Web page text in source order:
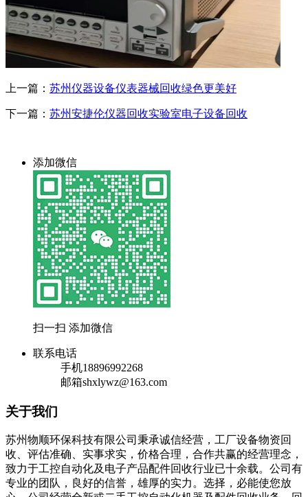
上一篇： 苏州仪器设备仪表器械回收绿色更美好
下一篇： 苏州安捷伦仪器回收实验室电子设备回收
添加微信
扫一扫 添加微信
联系电话
手机18896992268
邮箱shxlywz@163.com
关于我们
苏州物顺环保科技有限公司秉承诚信经营，工厂设备物资回
收、评估准确、实事求实，价格合理，合作共赢的经营理念，
致力于工控自动化及电子产品配件回收行业已十余载。公司有
专业的团队，良好的信誉，雄厚的实力。选择，必能使您放